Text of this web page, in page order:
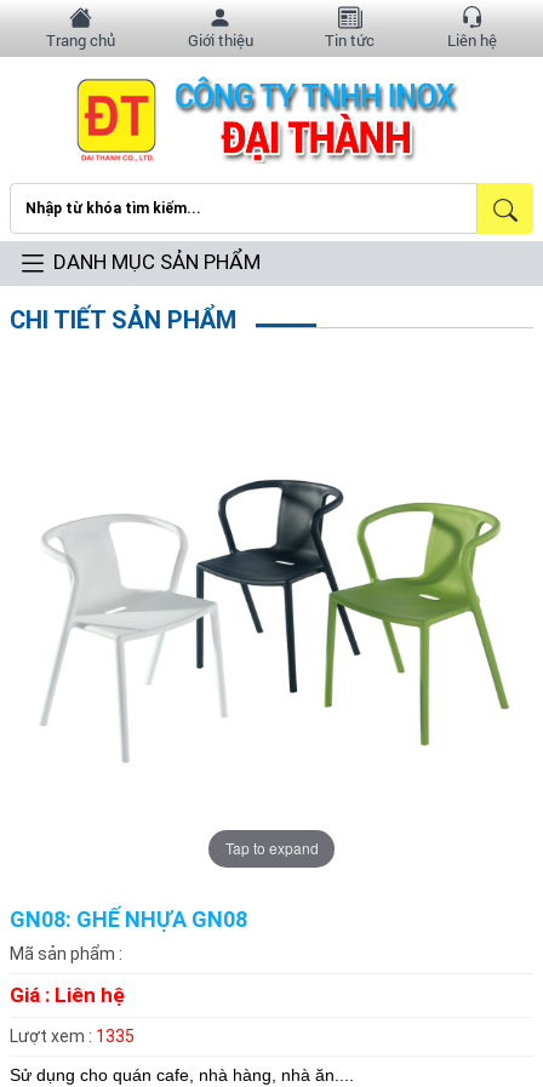
Trang chủ Giới thiệu Tin tức Liên hệ
DANH MỤC SẢN PHẨM
CHI TIẾT SẢN PHẨM
Tap to expand
GN08: GHẾ NHỰA GN08
Mã sản phẩm :
Giá : Liên hệ
Lượt xem : 1335
Sử dụng cho quán cafe, nhà hàng, nhà ăn....